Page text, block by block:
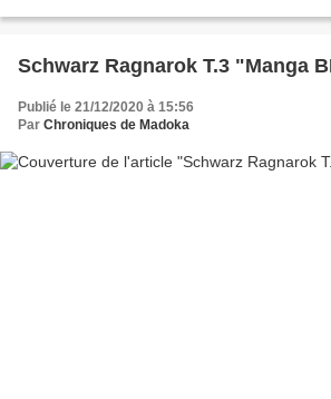
Schwarz Ragnarok T.3 "Manga
Publié le 21/12/2020 à 15:56
Par Chroniques de Madoka